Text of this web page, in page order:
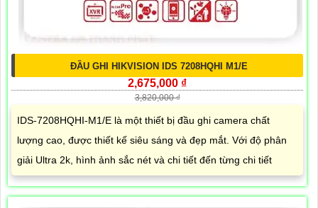
ĐẦU GHI HIKVISION IDS 7208HQHI M1/E
2,675,000 ₫
3,820,000 ₫
IDS-7208HQHI-M1/E là một thiết bị đầu ghi camera chất
lượng cao, được thiết kế siêu sáng và đẹp mắt. Với độ phân
giải Ultra 2k, hình ảnh sắc nét và chi tiết đến từng chi tiết